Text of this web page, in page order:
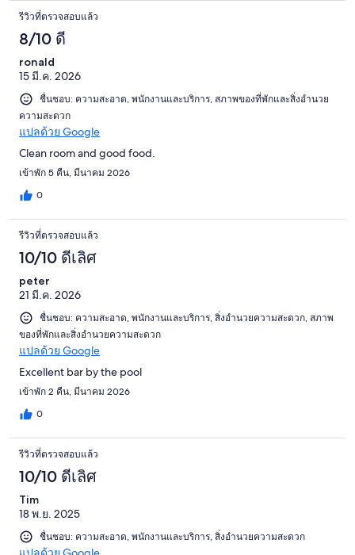
รีวิวที่ตรวจสอบแล้ว
8/10 ดี
ronald
15 มี.ค. 2026
ชื่นชอบ: ความสะอาด, พนักงานและบริการ, สภาพของที่พักและสิ่งอำนวย
ความสะดวก
แปลด้วย Google
Clean room and good food.
เข้าพัก 5 คืน, มีนาคม 2026
0
รีวิวที่ตรวจสอบแล้ว
10/10 ดีเลิศ
peter
21 มี.ค. 2026
ชื่นชอบ: ความสะอาด, พนักงานและบริการ, สิ่งอำนวยความสะดวก, สภาพ
ของที่พักและสิ่งอำนวยความสะดวก
แปลด้วย Google
Excellent bar by the pool
เข้าพัก 2 คืน, มีนาคม 2026
0
รีวิวที่ตรวจสอบแล้ว
10/10 ดีเลิศ
Tim
18 พ.ย. 2025
ชื่นชอบ: ความสะอาด, พนักงานและบริการ, สิ่งอำนวยความสะดวก